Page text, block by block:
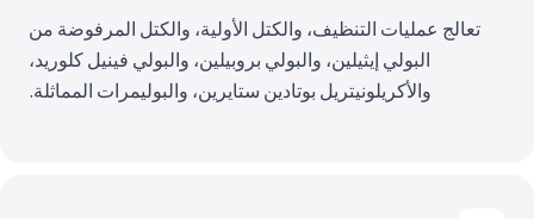
تعالج عمليات التنظيف، والكتل الأولية، والكتل المرفوضة من
البولي إيثيلين، والبولي بروبيلين، والبولي فينيل كلوريد،
والأكريلونيتريل بوتادين ستايرين، والبوليمرات المماثلة.